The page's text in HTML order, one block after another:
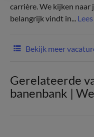
carrière. We kijken
belangrijk vindt in...
Bekijk meer
Gerelateerde
banenbank |